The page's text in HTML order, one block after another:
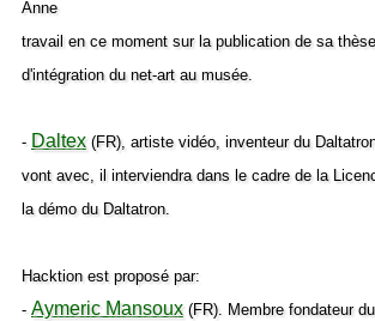
Anne
travail en ce moment sur la publication de sa
d'intégration du net-art au musée.
- Daltex (FR), artiste vidéo, inventeur du
vont avec, il interviendra dans le cadre de la
la démo du Daltatron.
Hacktion est proposé par:
- Aymeric Mansoux (FR). Membre fondateur